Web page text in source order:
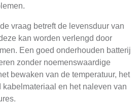
vraag betreft de levensduur van
kan worden verlengd door
Een goed onderhouden batterij
zonder noemenswaardige
bewaken van de temperatuur, het
en het naleven van